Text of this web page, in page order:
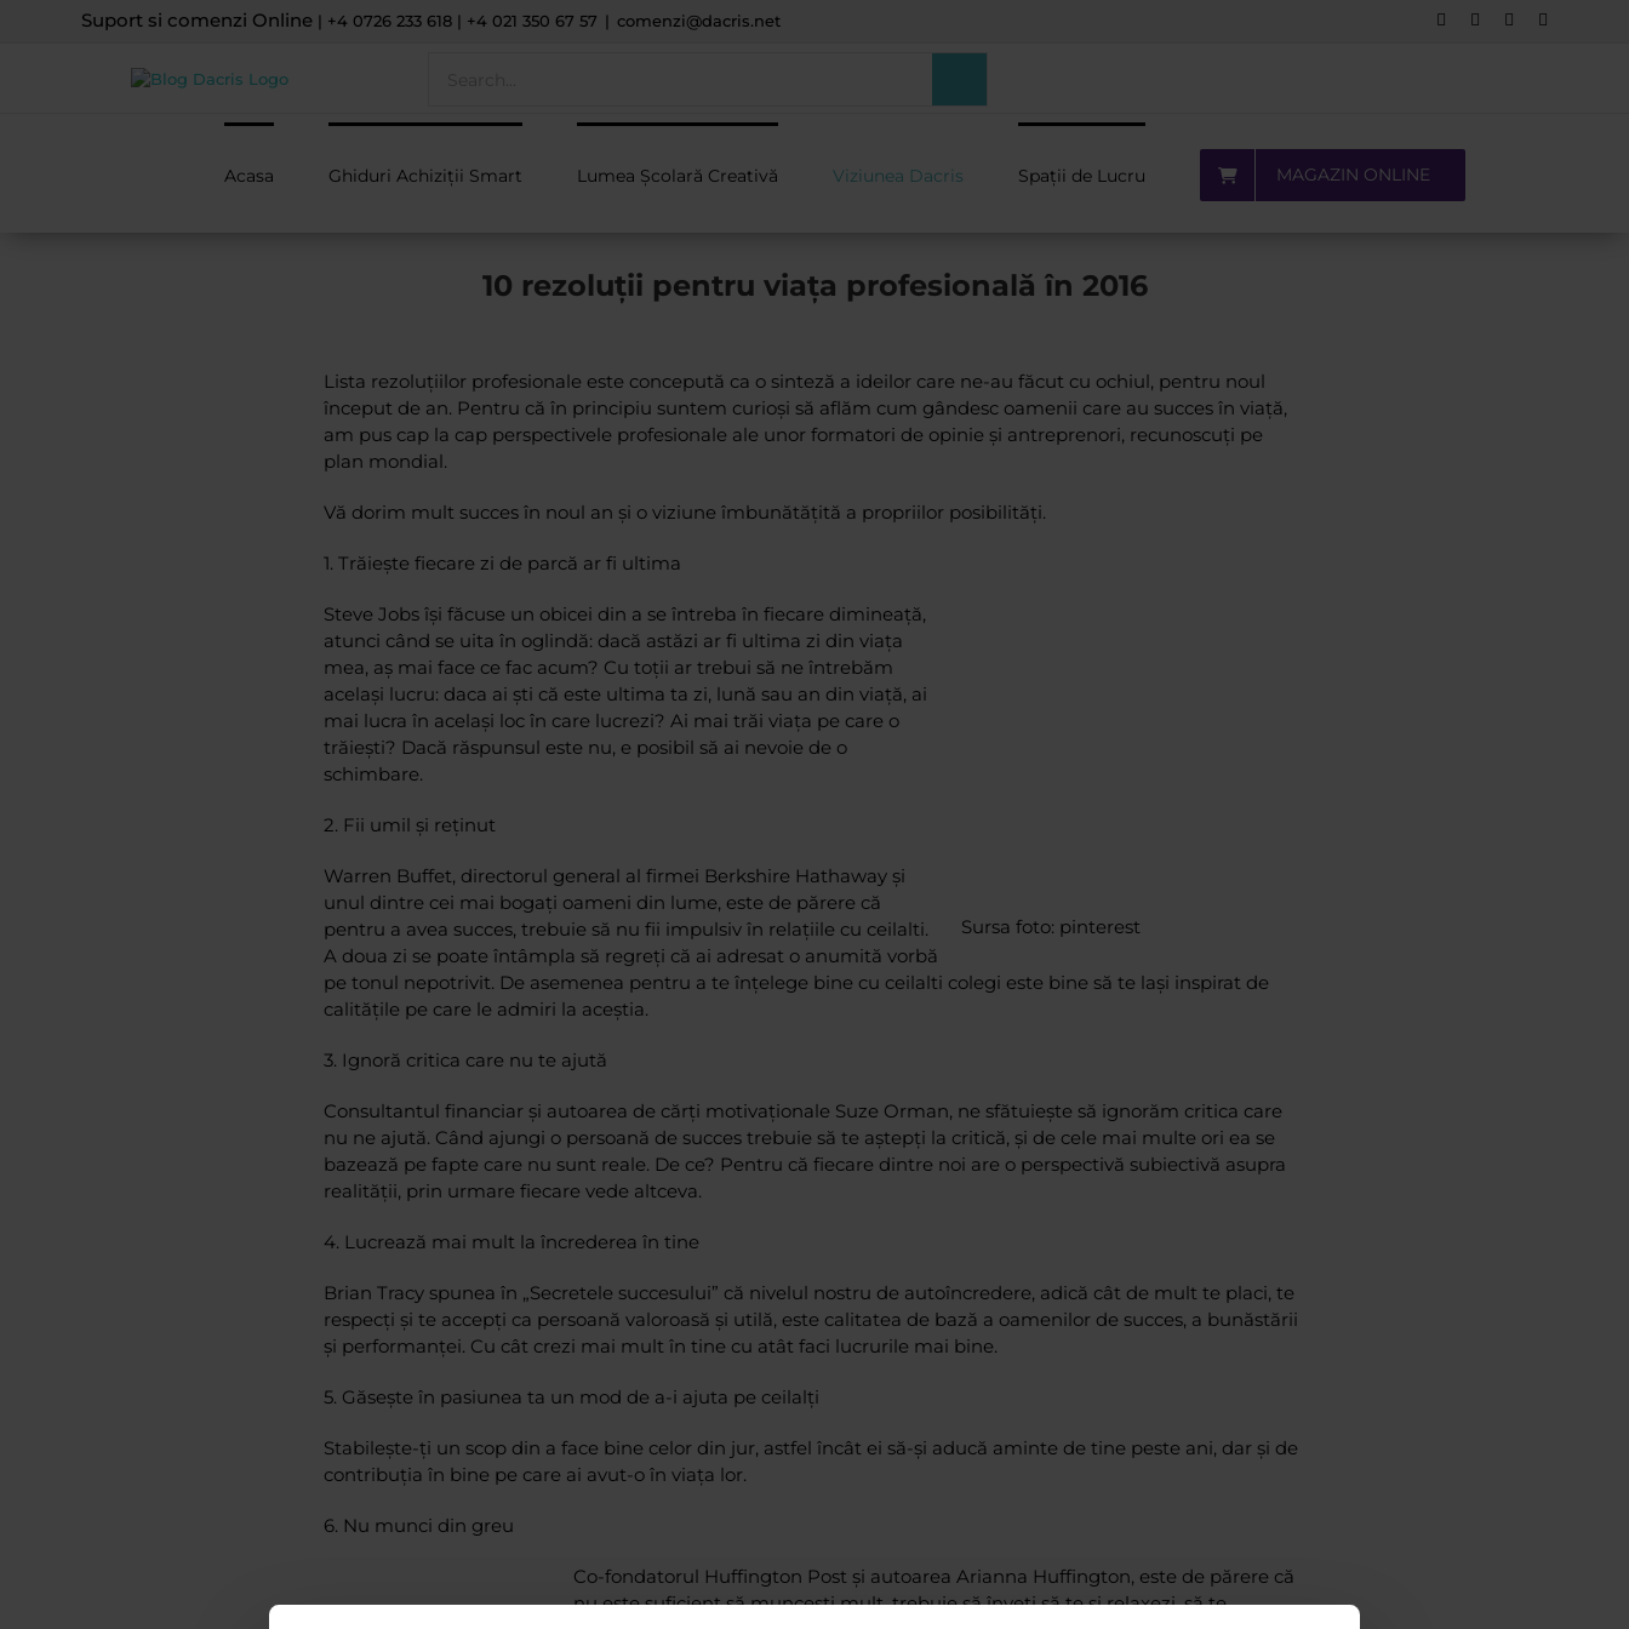
Suport si comenzi Online | +4 0726 233 618 | +4 021 350 67 57 | comenzi@dacris.net FacebookLinkedInYouTube
Acasa Ghiduri Achiziții Smart Lumea Școlară Creativă Viziunea Dacris Spații de Lucru MAGAZIN ONLINE
10 rezoluții pentru viața profesională în 2016
Lista rezoluțiilor profesionale este concepută ca o sinteză a ideilor care ne-au făcut cu ochiul, pentru noul
început de an. Pentru că în principiu suntem curioși să aflăm cum gândesc oamenii care au succes în viață,
am pus cap la cap perspectivele profesionale ale unor formatori de opinie și antreprenori, recunoscuți pe
plan mondial.
Vă dorim mult succes în noul an și o viziune îmbunătățită a propriilor posibilități.
Sursa foto: pinterest
1. Trăiește fiecare zi de parcă ar fi ultima
Steve Jobs își făcuse un obicei din a se întreba în fiecare dimineață,
atunci când se uita în oglindă: dacă astăzi ar fi ultima zi din viața
mea, aș mai face ce fac acum? Cu toții ar trebui să ne întrebăm
același lucru: daca ai ști că este ultima ta zi, lună sau an din viață, ai
mai lucra în același loc în care lucrezi? Ai mai trăi viața pe care o
trăiești? Dacă răspunsul este nu, e posibil să ai nevoie de o
schimbare.
2. Fii umil și reținut
Warren Buffet, directorul general al firmei Berkshire Hathaway și
unul dintre cei mai bogați oameni din lume, este de părere că
pentru a avea succes, trebuie să nu fii impulsiv în relațiile cu ceilalti.
A doua zi se poate întâmpla să regreți că ai adresat o anumită vorbă
pe tonul nepotrivit. De asemenea pentru a te înțelege bine cu ceilalti colegi este bine să te lași inspirat de
calitățile pe care le admiri la aceștia.
3. Ignoră critica care nu te ajută
Consultantul financiar și autoarea de cărți motivaționale Suze Orman, ne sfătuiește să ignorăm critica care
nu ne ajută. Când ajungi o persoană de succes trebuie să te aștepți la critică, și de cele mai multe ori ea se
bazează pe fapte care nu sunt reale. De ce? Pentru că fiecare dintre noi are o perspectivă subiectivă asupra
realității, prin urmare fiecare vede altceva.
4. Lucrează mai mult la încrederea în tine
Brian Tracy spunea în „Secretele succesului” că nivelul nostru de autoîncredere, adică cât de mult te placi, te
respecți și te accepți ca persoană valoroasă și utilă, este calitatea de bază a oamenilor de succes, a bunăstării
și performanței. Cu cât crezi mai mult în tine cu atât faci lucrurile mai bine.
5. Găsește în pasiunea ta un mod de a-i ajuta pe ceilalți
Stabilește-ți un scop din a face bine celor din jur, astfel încât ei să-și aducă aminte de tine peste ani, dar și de
contribuția în bine pe care ai avut-o în viața lor.
6. Nu munci din greu
Co-fondatorul Huffington Post și autoarea Arianna Huffington, este de părere că
nu este suficient să muncești mult, trebuie să înveți să te și relaxezi, să te